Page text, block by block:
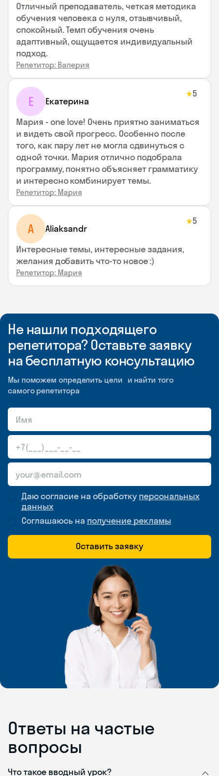
Отличный преподаватель, четкая методика
обучения человека с нуля, отзывчивый,
спокойный. Темп обучения очень
адаптивный, ощущается индивидуальный
подход.
Репетитор: Валерия
Е Екатерина
★5
Мария - one love! Очень приятно заниматься
и видеть свой прогресс. Особенно после
того, как пару лет не могла сдвинуться с
одной точки. Мария отлично подобрала
программу, понятно объясняет грамматику
и интересно комбинирует темы.
Репетитор: Мария
A Aliaksandr
★5
Интересные темы, интересные задания,
желания добавить что-то новое :)
Репетитор: Мария
Не нашли подходящего
репетитора? Оставьте заявку
на бесплатную консультацию
Мы поможем определить цели и найти того
самого репетитора
Даю согласие на обработку персональных
данных
Соглашаюсь на получение рекламы
Оставить заявку
Ответы на частые
вопросы
Что такое вводный урок?